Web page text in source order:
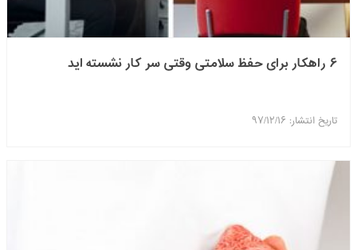
۶ راهکار برای حفظ سلامتی وقتی سر کار نشسته اید
تاریخ انتشار: ۹۷/۱۲/۱۶